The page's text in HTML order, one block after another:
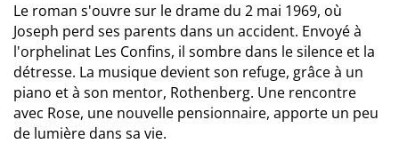
Le roman s'ouvre sur le drame du 2 mai 1969, où
Joseph perd ses parents dans un accident. Envoyé à
l'orphelinat Les Confins, il sombre dans le silence et la
détresse. La musique devient son refuge, grâce à un
piano et à son mentor, Rothenberg. Une rencontre
avec Rose, une nouvelle pensionnaire, apporte un peu
de lumière dans sa vie.